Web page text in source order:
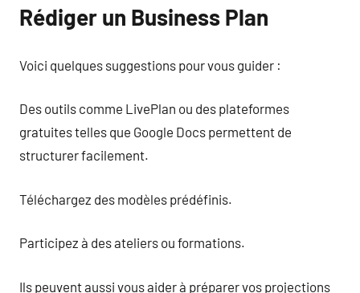
Rédiger un Business Plan
Voici quelques suggestions pour vous guider :
Des outils comme LivePlan ou des plateformes
gratuites telles que Google Docs permettent de
structurer facilement.
Téléchargez des modèles prédéfinis.
Participez à des ateliers ou formations.
Ils peuvent aussi vous aider à préparer vos projections